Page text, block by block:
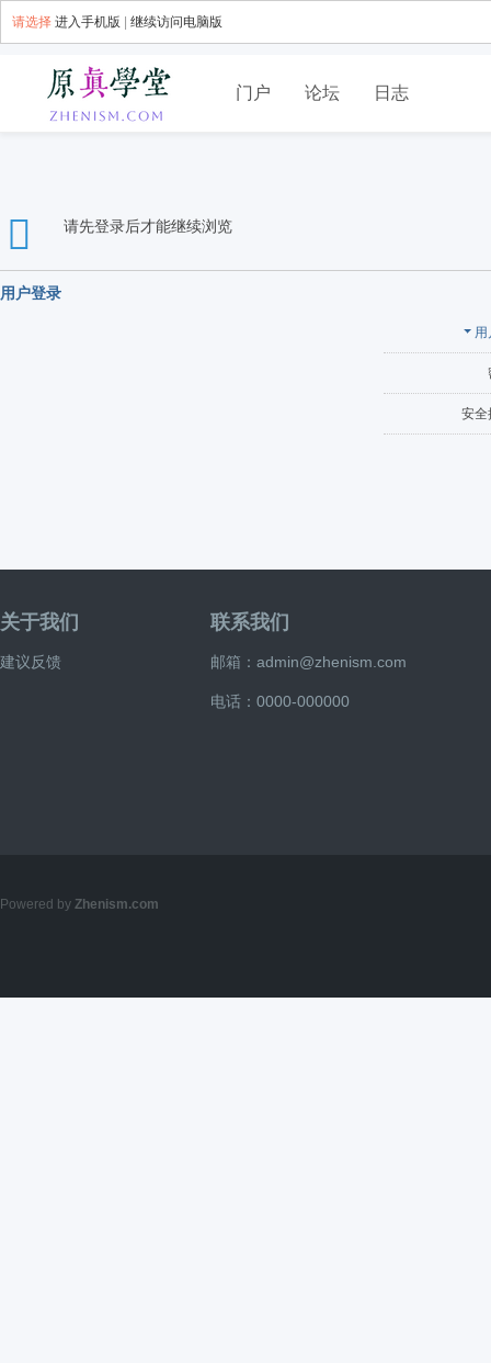
请选择 进入手机版 继续访问电脑版
门户 论坛 日志
请先登录后才能继续浏览
用户登录
用
安全
关于我们
建议反馈
联系我们
邮箱：admin@zhenism.com
电话：0000-000000
Powered by Zhenism.com